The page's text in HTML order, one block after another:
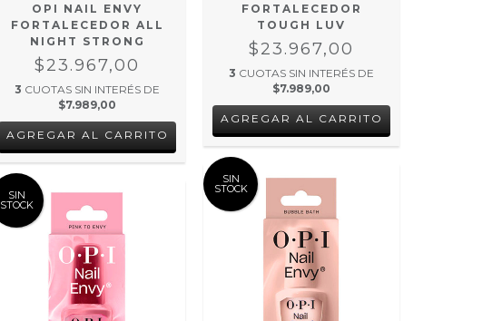
OPI NAIL ENVY
FORTALECEDOR ALL
NIGHT STRONG
$23.967,00
3 CUOTAS SIN INTERÉS DE
$7.989,00
FORTALECEDOR
TOUGH LUV
$23.967,00
3 CUOTAS SIN INTERÉS DE
$7.989,00
SIN
STOCK
SIN
STOCK